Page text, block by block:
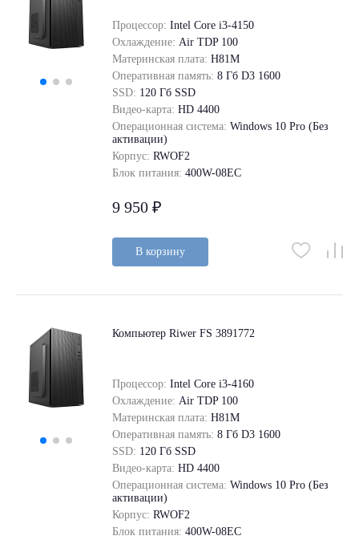
Процессор: Intel Core i3-4150
Охлаждение: Air TDP 100
Материнская плата: H81M
Оперативная память: 8 Гб D3 1600
SSD: 120 Гб SSD
Видео-карта: HD 4400
Операционная система: Windows 10 Pro (Без
активации)
Корпус: RWOF2
Блок питания: 400W-08EC
9 950 ₽
В корзину
Компьютер Riwer FS 3891772
Процессор: Intel Core i3-4160
Охлаждение: Air TDP 100
Материнская плата: H81M
Оперативная память: 8 Гб D3 1600
SSD: 120 Гб SSD
Видео-карта: HD 4400
Операционная система: Windows 10 Pro (Без
активации)
Корпус: RWOF2
Блок питания: 400W-08EC